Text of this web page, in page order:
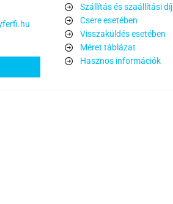
Szállítás és szaállítási díj
Csere esetében
Visszaküldés esetében
Méret táblázat
Hasznos információk